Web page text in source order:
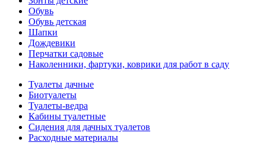
Обувь
Обувь детская
Шапки
Дождевики
Перчатки садовые
Наколенники, фартуки, коврики для работ в саду
Туалеты дачные
Биотуалеты
Туалеты-ведра
Кабины туалетные
Сидения для дачных туалетов
Расходные материалы